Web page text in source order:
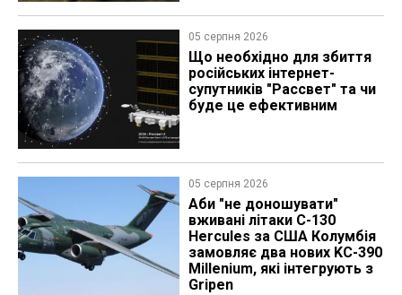
05 серпня 2026
Що необхідно для збиття
російських інтернет-
супутників "Рассвет" та чи
буде це ефективним
05 серпня 2026
Аби "не доношувати"
вживані літаки C-130
Hercules за США Колумбія
замовляє два нових KC-390
Millenium, які інтегрують з
Gripen